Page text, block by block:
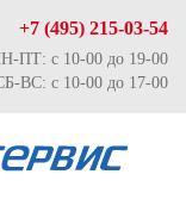
+7 (495) 215-03-54
ПТ: с 10-00 до 19-00
ВС: с 10-00 до 17-00